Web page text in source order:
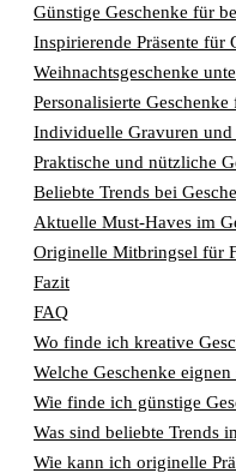
Günstige Geschenke für
Inspirierende Präsente für
Weihnachtsgeschenke
Personalisierte
Individuelle Gravuren und
Praktische und nützliche
Beliebte Trends bei
Aktuelle Must-Haves im
Originelle Mitbringsel für
Fazit
FAQ
Wo finde ich kreative
Welche Geschenke
Wie finde ich günstige
Was sind beliebte Trends
Wie kann ich originelle